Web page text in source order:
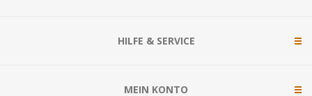
HILFE & SERVICE
MEIN KONTO